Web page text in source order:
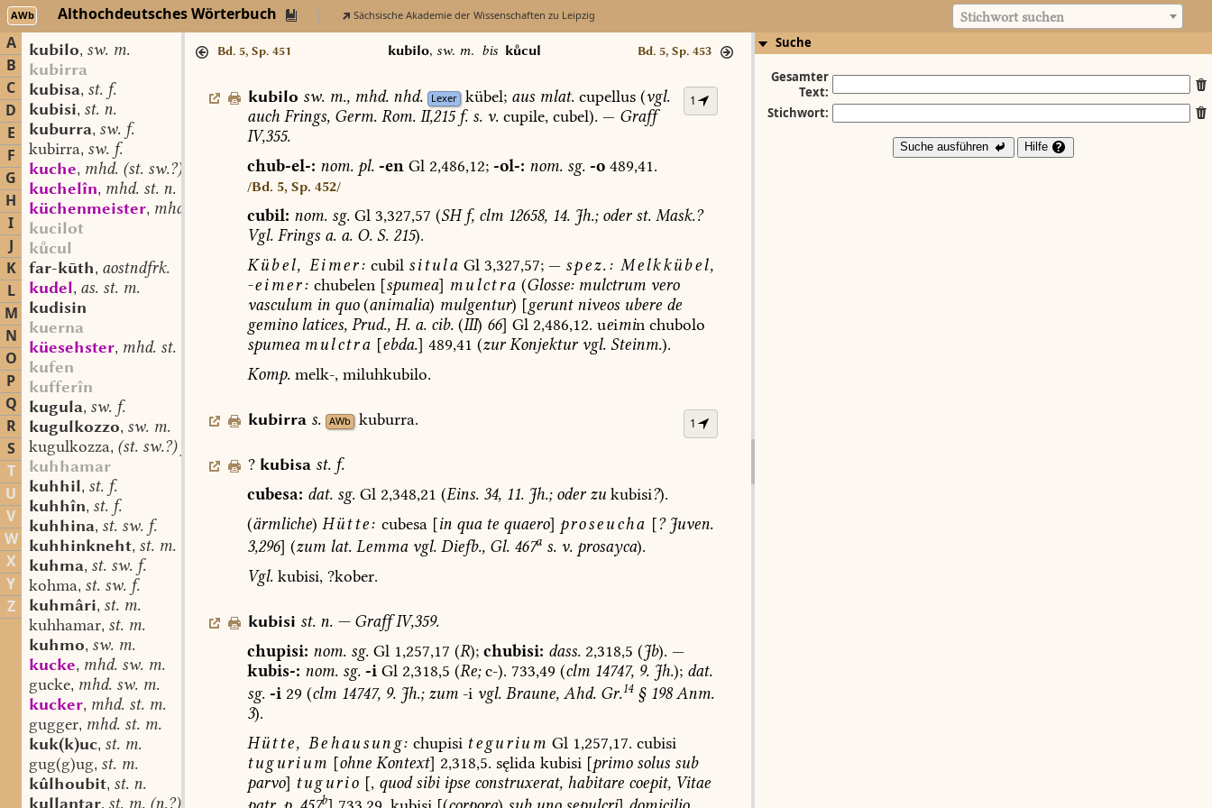
AWb Althochdeutsches Wörterbuch Sächsische Akademie der Wissenschaften zu Leipzig Stichwort suchen
A
B
C
D
E
F
G
H
I
J
K
L
M
N
O
P
Q
R
S
T
U
V
W
X
Y
Z
kubilo, sw. m.
kubirra
kubisa, st. f.
kubisi, st. n.
kuburra, sw. f.
kubirra, sw. f.
kuche, mhd. (st. sw.?) f.
kuchelîn, mhd. st. n.
küchenmeister, mhd. st. m.
kucilot
kcul
far-kūth, aostndfrk.
kudel, as. st. m.
kudisin
kuerna
küesehster, mhd. st. m.
kufen
kufferîn
kugula, sw. f.
kugulkozzo, sw. m.
kugulkozza, (st. sw.?) f.
kuhhamar
kuhhil, st. f.
kuhhîn, st. f.
kuhhina, st. sw. f.
kuhhinkneht, st. m.
kuhma, st. sw. f.
kohma, st. sw. f.
kuhmâri, st. m.
kuhhamar, st. m.
kuhmo, sw. m.
kucke, mhd. sw. m.
gucke, mhd. sw. m.
kucker, mhd. st. m.
gugger, mhd. st. m.
kuk(k)uc, st. m.
gug(g)ug, st. m.
kûlhoubit, st. n.
kullantar, st. m. (n.?)
Bd. 5, Sp. 451 kubilo, sw. m. bis kcul Bd. 5, Sp. 453
1
kubilo sw. m., mhd. nhd. Lexer kübel; ausmlat.cupellus(vgl.
auchFrings,Germ.Rom.II,215f.s.v.cupile,cubel). — Graff
IV,355.
chub-el-: nom.pl. -enGl2,486,12; -ol-: nom.sg. -o 489,41.
/Bd. 5, Sp. 452/
cubil: nom.sg.Gl3,327,57 (SHf,clm12658,14.Jh.;oder st.Mask.?
Vgl.Fringsa.a.O.S.215).
Kübel, Eimer: cubil situla Gl 3,327,57; — spez.: Melkkübel,
-eimer: chubelen [spumea] mulctra (Glosse:mulctrum vero
vasculuminquo(animalia) mulgentur) [geruntniveosuberede
geminolatices,Prud., H.a.cib.(III) 66] Gl2,486,12. ueiminchubolo
spumea mulctra [ebda.] 489,41 (zurKonjekturvgl. Steinm.).
Komp.melk-,miluhkubilo.
1
kubirra s. AWb kuburra.
? kubisa st. f.
cubesa: dat.sg.Gl2,348,21 (Eins.34,11.Jh.;oderzu kubisi?).
(ärmliche) Hütte: cubesa[inquatequaero] proseucha [?Juven.
3,296] (zumlat.Lemmavgl.Diefb.,Gl. 467a s.v.prosayca).
Vgl.kubisi,?kober.
kubisi st. n. —GraffIV,359.
chupisi: nom.sg.Gl1,257,17 (R); chubisi: dass.2,318,5 (Jb). —
kubis-: nom.sg. -iGl2,318,5 (Re;c-). 733,49 (clm 14747,9.Jh.); dat.
sg. -i29 (clm14747,9.Jh.;zum-i vgl. Braune,Ahd.Gr. 14 §198Anm.
3).
Hütte, Behausung: chupisi tegurium Gl 1,257,17. cubisi
tugurium [ohne Kontext] 2,318,5. sęlida kubisi [primosolus sub
parvo] tugurio [, quodsibiipse construxerat, habitare coepit, Vitae
b
Suche
Gesamter
Text:
Stichwort:
Suche ausführen Hilfe